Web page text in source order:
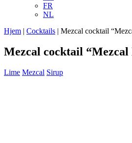
FR
NL
Hjem | Cocktails | Mezcal cocktail
Mezcal cocktail “Mezcal
Lime Mezcal Sirup